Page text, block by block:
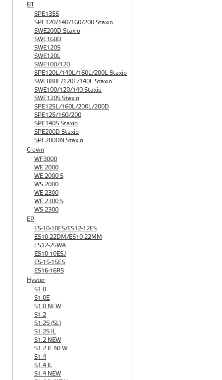
BT
SPE135S
SPE120/140/160/200 Staxio
SWE200D Staxio
SWE160D
SWE120S
SWE120L
SWE100/120
SPE120L/140L/160L/200L Staxio
SWE080L/120L/140L Staxio
SWE100/120/140 Staxio
SWE120S Staxio
SPE125L/160L/200L/200D
SPE125/160/200
SPE140S Staxio
SPE200D Staxio
SPE200DN Staxio
Crown
WF3000
WE 2000
WE 2000 S
WS 2000
WE 2300
WE 2300 S
WS 2300
EP
ES-10-10ES/ES12-12ES
ES10-22DM/ES10-22MM
ES12-25WA
ES10-10ESJ
ES-15-15ES
ES16-16RS
Hyster
S1.0
S1.0E
S1.0 NEW
S1.2
S1.2S (SL)
S1.2S IL
S1.2 NEW
S1.2 IL NEW
S1.4
S1.4 IL
S1.4 NEW